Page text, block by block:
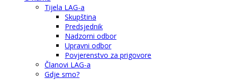
Tijela LAG-a
Skupština
Predsjednik
Nadzorni odbor
Upravni odbor
Povjerenstvo za prigovore
Članovi LAG-a
Gdje smo?